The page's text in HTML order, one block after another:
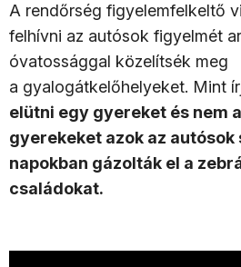
A rendőrség figyelemfelkeltő
felhívni az autósok figyelmét
óvatossággal közelítsék meg
a gyalogátkelőhelyeket. Mint
elütni egy gyereket és nem
gyerekeket azok az autósok
napokban gázolták el a
családokat.